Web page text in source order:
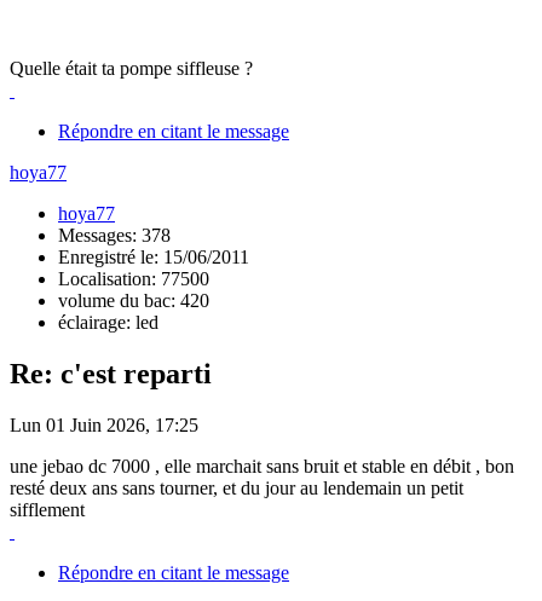
Quelle était ta pompe siffleuse ?
Répondre en citant le message
hoya77
hoya77
Messages: 378
Enregistré le: 15/06/2011
Localisation: 77500
volume du bac: 420
éclairage: led
Re: c'est reparti
Lun 01 Juin 2026, 17:25
une jebao dc 7000 , elle marchait sans bruit et stable en débit , bon
resté deux ans sans tourner, et du jour au lendemain un petit
sifflement
Répondre en citant le message